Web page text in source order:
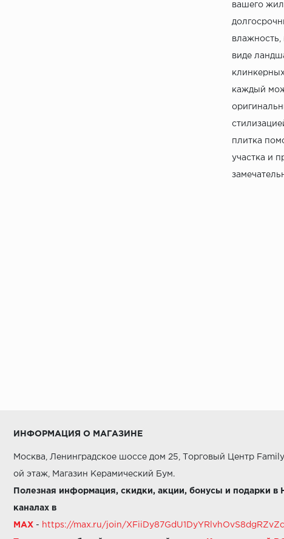
вашего
влажность,
виде
каждый
плитка
участка и
ИНФОРМАЦИЯ О МАГАЗИНЕ
Москва, Ленинградское шоссе дом 25, Торговый Центр
ой этаж, Магазин Керамический Бум.
Полезная информация, скидки, акции, бонусы и подарки в
каналах в
MAX - https://max.ru/join/